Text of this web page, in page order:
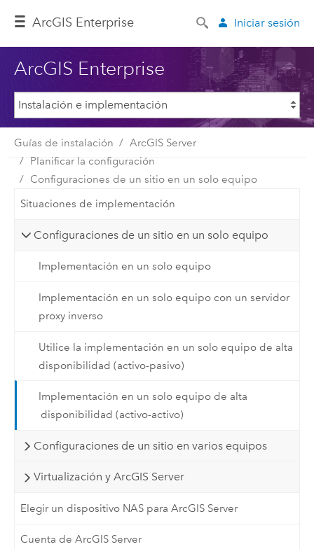
ArcGIS Enterprise Iniciar sesión
ArcGIS Enterprise
Guías de instalación
ArcGIS Server
Planificar la configuración
Configuraciones de un sitio en un solo equipo
Situaciones de implementación
Configuraciones de un sitio en un solo equipo
Implementación en un solo equipo
Implementación en un solo equipo con un servidor
proxy inverso
Utilice la implementación en un solo equipo de alta
disponibilidad (activo-pasivo)
Implementación en un solo equipo de alta
disponibilidad (activo-activo)
Configuraciones de un sitio en varios equipos
Virtualización y ArcGIS Server
Elegir un dispositivo NAS para ArcGIS Server
Cuenta de ArcGIS Server